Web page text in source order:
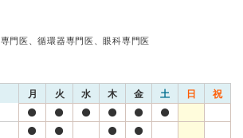
門医、循環器専門医、眼科専門医
月 火 水 木 金 土 日 祝